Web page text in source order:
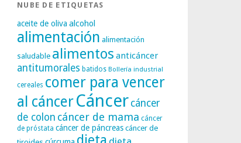
NUBE DE ETIQUETAS
aceite de oliva alcohol
alimentación alimentación
saludable alimentos anticáncer
antitumorales batidos Bollería industrial
cereales comer para vencer
al cáncerCáncer cáncer
de colon cáncer de mama cáncer
de próstata cáncer de páncreascáncer de